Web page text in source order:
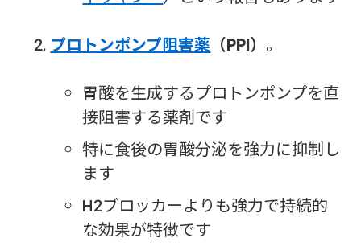
プロトンポンプ阻害薬 （PPI） 。
胃酸を生成するプロトンポンプを直
接阻害する薬剤です
特に食後の胃酸分泌を強力に抑制し
ます
H2ブロッカーよりも強力で持続的
な効果が特徴です